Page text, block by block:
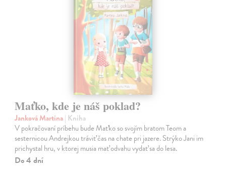
Maťko, kde je náš poklad?
Janková Martina| Kniha
V pokračovaní príbehu bude Maťko so svojím bratom Teom a
sesternicou Andrejkou tráviť čas na chate pri jazere. Strýko Jani im
prichystal hru, v ktorej musia mať odvahu vydať sa do lesa.
Do 4 dní